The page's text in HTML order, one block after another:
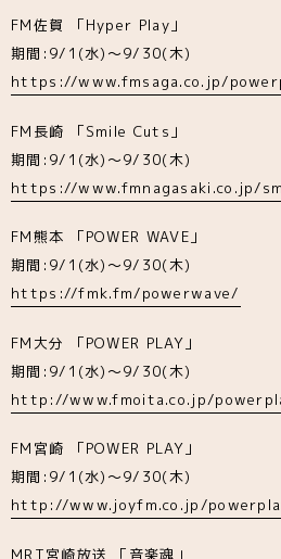
FM佐賀 「Hyper Play」
期間:9/1(水)～9/30(木)
https://www.fmsaga.co.jp/
FM長崎 「Smile Cuts」
期間:9/1(水)～9/30(木)
https://www.fmnagasaki.co.jp/
FM熊本 「POWER WAVE」
期間:9/1(水)～9/30(木)
https://fmk.fm/powerwave/
FM大分 「POWER PLAY」
期間:9/1(水)～9/30(木)
http://www.fmoita.co.jp/
FM宮崎 「POWER PLAY」
期間:9/1(水)～9/30(木)
http://www.joyfm.co.jp/
MRT宮崎放送 「音楽魂」